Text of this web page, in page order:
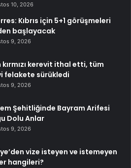
10, 2026
Kıbrıs için 5+1 görüşmeleri
başlayacak
9, 2026
kırmızı kerevit ithal etti, tüm
felakete sürükledi
9, 2026
Şehitliğinde Bayram Arifesi
Dolu Anlar
9, 2026
vize isteyen ve istemeyen
hangileri?